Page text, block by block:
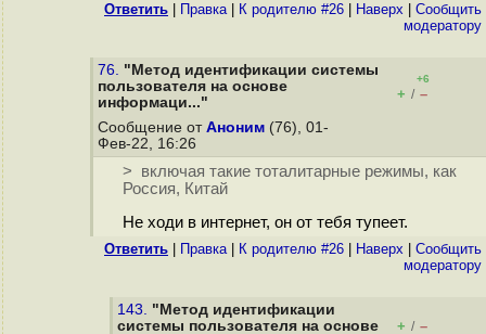
Ответить Правка| К родителю #26 Наверх
Cообщить
модератору
76. "Метод идентификации системы
пользователя на основе
информаци..."
+6
+ / –
Сообщение от Аноним (76), 01-
Фев-22, 16:26
> включая такие тоталитарные режимы, как
Россия, Китай
Не ходи в интернет, он от тебя тупеет.
Ответить Правка| К родителю #26 Наверх
Cообщить
модератору
143. "Метод идентификации
системы пользователя на основе
+ / –